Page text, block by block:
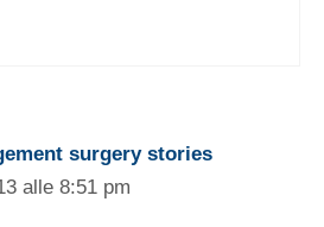
surgery stories
alle 8:51 pm